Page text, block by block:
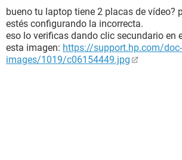
bueno tu laptop tiene 2 placas de vídeo?
estés configurando la incorrecta.
eso lo verificas dando clic secundario en
esta imagen: https://support.hp.com/doc-
images/1019/c06154449.jpg